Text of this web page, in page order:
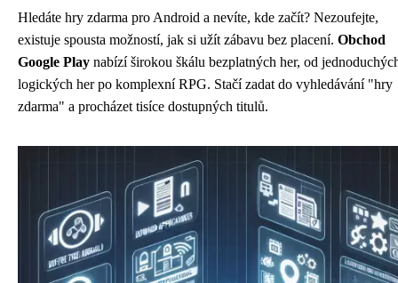
Hledáte hry zdarma pro Android a nevíte, kde začít? Nezoufejte,
existuje spousta možností, jak si užít zábavu bez placení. Obchod
Google Play nabízí širokou škálu bezplatných her, od
logických her po komplexní RPG. Stačí zadat do vyhledávání "hry
zdarma" a procházet tisíce dostupných titulů.